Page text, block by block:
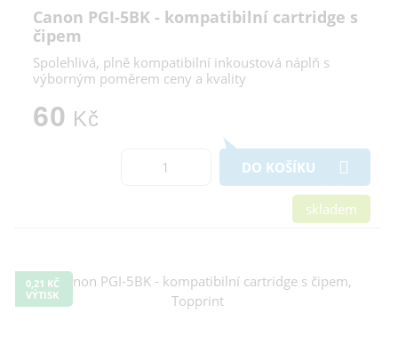
Canon PGI-5BK - kompatibilní cartridge s
čipem
Spolehlivá, plně kompatibilní inkoustová náplň s
výborným poměrem ceny a kvality
60 Kč
DO KOŠÍKU
skladem
0,21 KČ
VÝTISK